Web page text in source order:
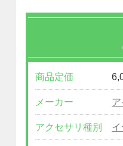
商品定価
メーカー
アクセサリ種別